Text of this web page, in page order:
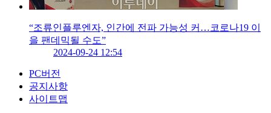
“조류인플루엔자, 인간에 전파 가능성 커…코로나19 이
을 팬데믹될 수도”
2024-09-24 12:54
PC버전
공지사항
사이트맵